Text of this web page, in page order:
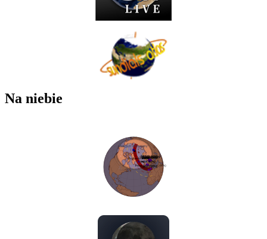
Na niebie